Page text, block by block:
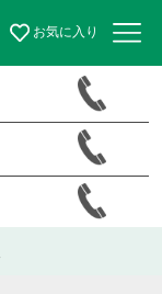
お気に入り